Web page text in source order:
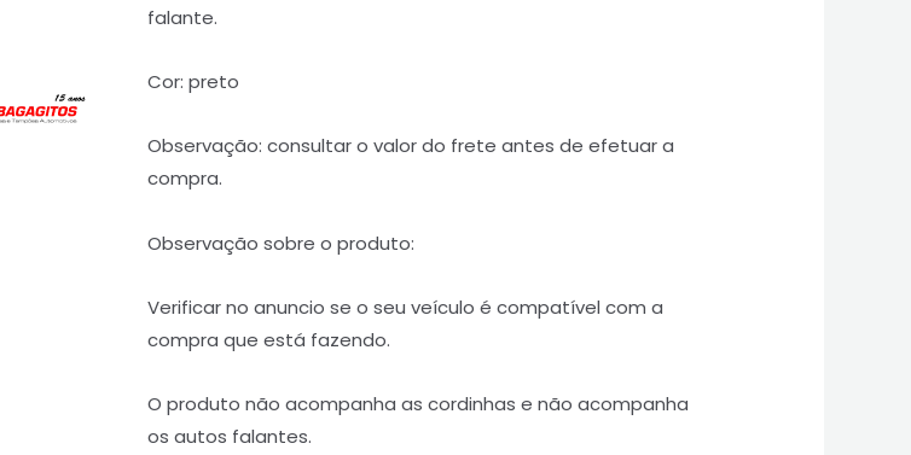
falante.
Cor: preto
Observação: consultar o valor do frete antes de efetuar a
compra.
Observação sobre o produto:
Verificar no anuncio se o seu veículo é compatível com a
compra que está fazendo.
O produto não acompanha as cordinhas e não acompanha
os autos falantes.